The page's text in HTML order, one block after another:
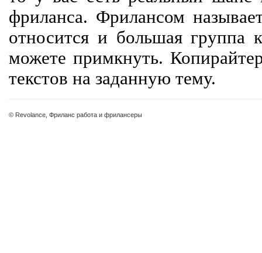
фриланса. Фрилансом
относится и большая группа
можете примкнуть.
текстов на заданную тему.
© Revolance, Фриланс работа и фрилансеры